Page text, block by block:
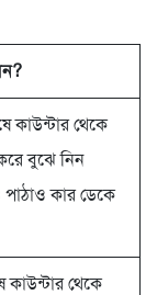
কাউন্টার থেকে
বুঝে নিন
কার ডেকে
কাউন্টার থেকে